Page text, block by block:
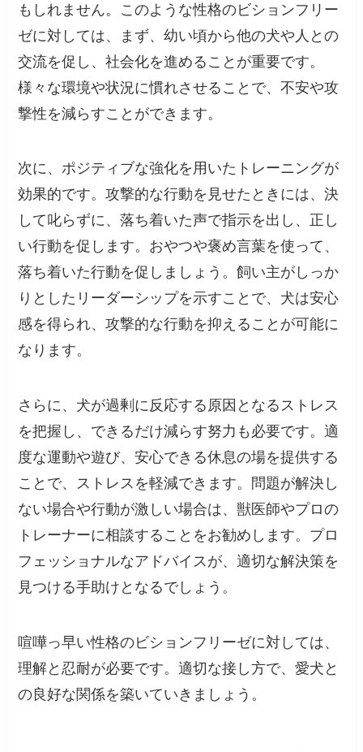
もしれません。このような性格のビションフリー
ゼに対しては、まず、幼い頃から他の犬や人との
交流を促し、社会化を進めることが重要です。
様々な環境や状況に慣れさせることで、不安や攻
撃性を減らすことができます。
次に、ポジティブな強化を用いたトレーニングが
効果的です。攻撃的な行動を見せたときには、決
して叱らずに、落ち着いた声で指示を出し、正し
い行動を促します。おやつや褒め言葉を使って、
落ち着いた行動を促しましょう。飼い主がしっか
りとしたリーダーシップを示すことで、犬は安心
感を得られ、攻撃的な行動を抑えることが可能に
なります。
さらに、犬が過剰に反応する原因となるストレス
を把握し、できるだけ減らす努力も必要です。適
度な運動や遊び、安心できる休息の場を提供する
ことで、ストレスを軽減できます。問題が解決し
ない場合や行動が激しい場合は、獣医師やプロの
トレーナーに相談することをお勧めします。プロ
フェッショナルなアドバイスが、適切な解決策を
見つける手助けとなるでしょう。
喧嘩っ早い性格のビションフリーゼに対しては、
理解と忍耐が必要です。適切な接し方で、愛犬と
の良好な関係を築いていきましょう。